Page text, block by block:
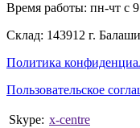
Время работы: пн-чт с
Склад: 143912 г.
Политика
Пользовательское
Skype: x-centre